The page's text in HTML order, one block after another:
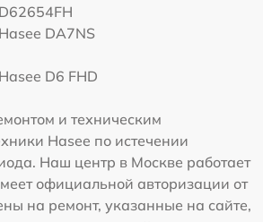
D62654FH
Hasee DA7NS
Hasee D6 FHD
и техническим
Hasee по истечении
Наш центр в Москве работает
официальной авторизации от
на ремонт, указанные на сайте,